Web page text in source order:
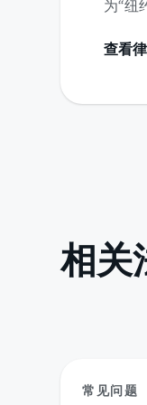
为“纽
查看
相关
常见问题